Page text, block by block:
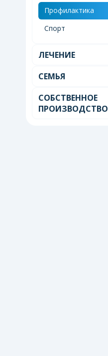
Профилактика
Спорт
ЛЕЧЕНИЕ
СЕМЬЯ
СОБСТВЕННОЕ
ПРОИЗВОДСТВО